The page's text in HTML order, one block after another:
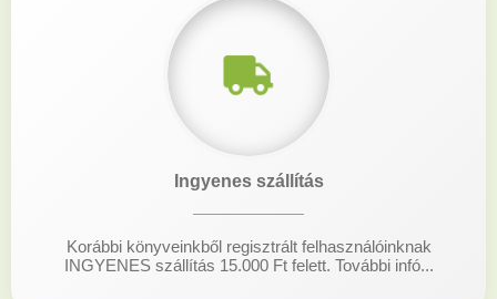
Ingyenes szállítás
Korábbi könyveinkből regisztrált felhasználóinknak
INGYENES szállítás 15.000 Ft felett. További infó...